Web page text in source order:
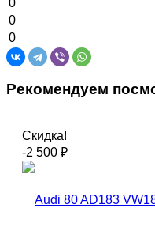
0
0
Рекомендуем
Скидка!
-2 500 ₽